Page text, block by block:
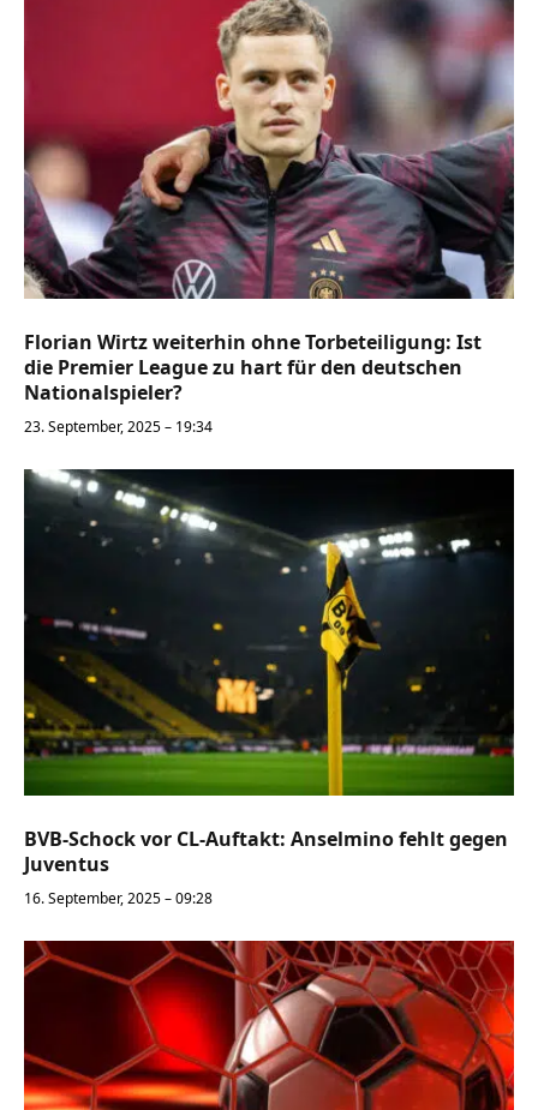
Florian Wirtz weiterhin ohne Torbeteiligung: Ist
die Premier League zu hart für den deutschen
Nationalspieler?
23. September, 2025 – 19:34
BVB-Schock vor CL-Auftakt: Anselmino fehlt gegen
Juventus
16. September, 2025 – 09:28